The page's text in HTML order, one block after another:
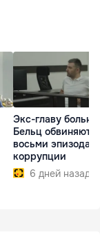
Экс-главу
Бельц обвиняют в
восьми эпизодах
коррупции
6 дней назад